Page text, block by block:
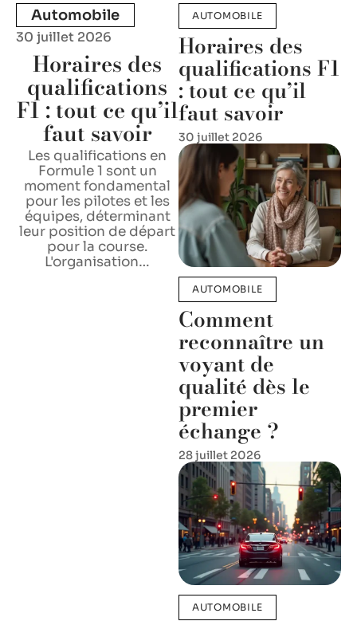
Automobile
30 juillet 2026
Horaires des
qualifications
F1 : tout ce qu’il
faut savoir
Les qualifications en
Formule 1 sont un
moment fondamental
pour les pilotes et les
équipes, déterminant
leur position de départ
pour la course.
L'organisation…
AUTOMOBILE
Horaires des
qualifications F1
: tout ce qu’il
faut savoir
30 juillet 2026
AUTOMOBILE
Comment
reconnaître un
voyant de
qualité dès le
premier
échange ?
28 juillet 2026
AUTOMOBILE